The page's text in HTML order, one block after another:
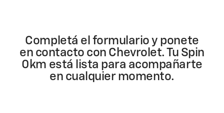
Completá el formulario y ponete
en contacto con Chevrolet. Tu Spin
0km está lista para acompañarte
en cualquier momento.